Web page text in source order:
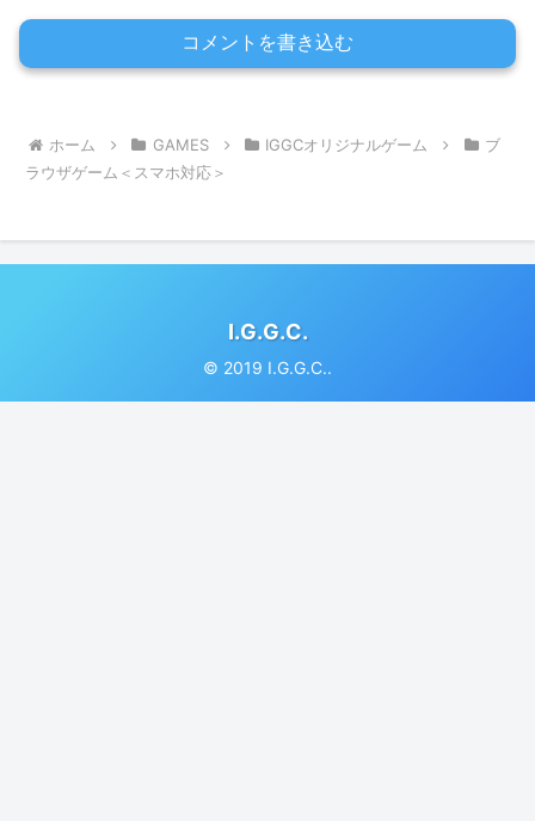
コメントを書き込む
ホーム GAMES IGGCオリジナルゲーム
ブ
ラウザゲーム＜スマホ対応＞
I.G.G.C.
© 2019 I.G.G.C..